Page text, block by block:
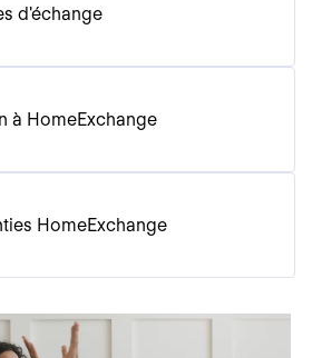
d'échange
à HomeExchange
HomeExchange